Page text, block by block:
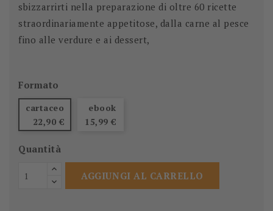
sbizzarrirti nella preparazione di oltre 60 ricette
straordinariamente appetitose, dalla carne al pesce
fino alle verdure e ai dessert,
Formato
cartaceo
22,90 €
ebook
15,99 €
Quantità
AGGIUNGI AL CARRELLO